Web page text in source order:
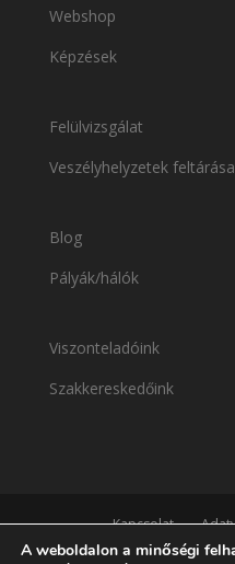
Webshop
Képzések
Felülvizsgálat
Veszélyhelyzetek feltárása
Blog
Pályák/hálók
Viszonteladóink
Szakkereskedőink
Kapcsolat
A weboldalon a minőségi